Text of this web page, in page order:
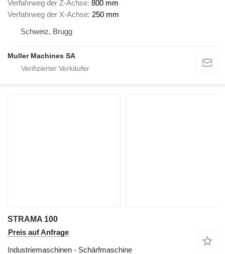
Verfahrweg der Z-Achse 800 mm
Verfahrweg der X-Achse 250 mm
Schweiz, Brugg
Muller Machines SA
STRAMA 100
Preis auf Anfrage
Industriemaschinen - Schärfmaschine